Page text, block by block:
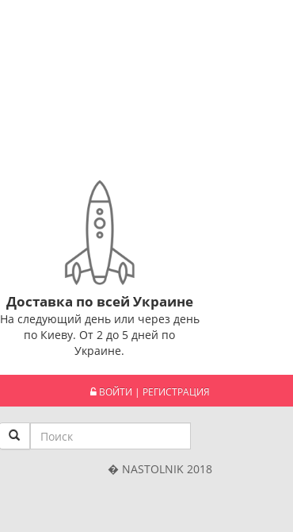
Доставка по всей Украине
На следующий день или через день
по Киеву. От 2 до 5 дней по
Украине.
ВОЙТИ | РЕГИСТРАЦИЯ
� NASTOLNIK 2018